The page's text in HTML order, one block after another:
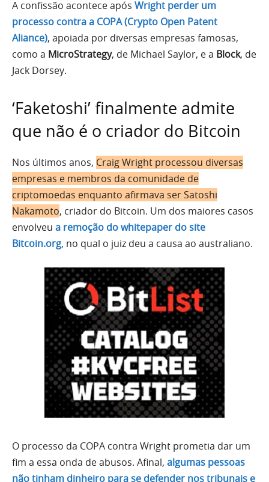
A confissão acontece após Wright perder um
processo contra a COPA (Crypto Open Patent
Aliance), apoiada por diversas empresas famosas,
como a MicroStrategy, de Michael Saylor, e a Block, de
Jack Dorsey.
‘Faketoshi’ finalmente admite
que não é o criador do Bitcoin
Nos últimos anos, Craig Wright processou diversas
empresas e membros da comunidade de
criptomoedas enquanto afirmava ser Satoshi
Nakamoto, criador do Bitcoin. Um dos maiores casos
envolveu a remoção do whitepaper do site
Bitcoin.org, no qual o juiz deu a causa ao australiano.
O processo da COPA contra Wright prometia dar um
fim a essa onda de abusos. Afinal, algumas pessoas
não tinham dinheiro para se defender nos tribunais e